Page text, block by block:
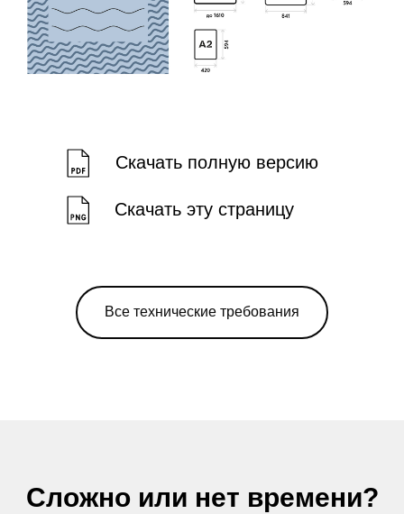
Скачать эту страницу
Скачать полную версию
Все технические требования
Сложно или нет времени?